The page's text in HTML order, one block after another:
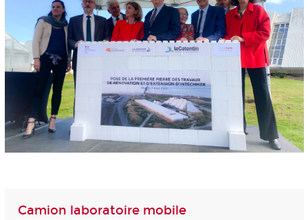
Camion laboratoire mobile